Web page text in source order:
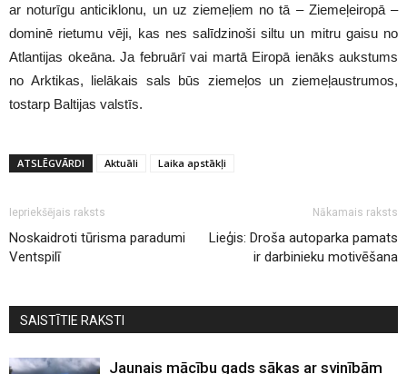
ar noturīgu anticiklonu, un uz ziemeļiem no tā – Ziemeļeiropā –
dominē rietumu vēji, kas nes salīdzinoši siltu un mitru gaisu no
Atlantijas okeāna. Ja februārī vai martā Eiropā ienāks aukstums
no Arktikas, lielākais sals būs ziemeļos un ziemeļaustrumos,
tostarp Baltijas valstīs.
ATSLĒGVĀRDI Aktuāli Laika apstākļi
Iepriekšējais raksts
Noskaidroti tūrisma paradumi
Ventspilī
Nākamais raksts
Lieģis: Droša autoparka pamats
ir darbinieku motivēšana
SAISTĪTIE RAKSTI
Jaunais mācību gads sākas ar svinībām